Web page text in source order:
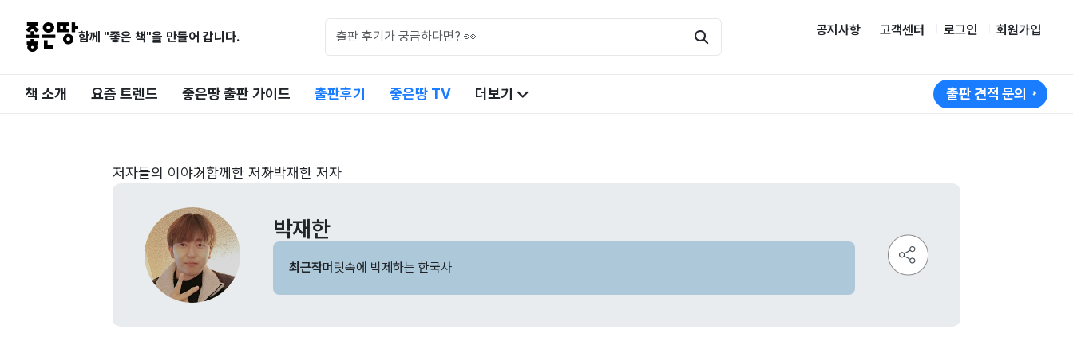
함께 "좋은 책"을 만들어 갑니다. 공지사항 고객센터 로그인 회원가입
책 소개 요즘 트렌드 좋은땅 출판 가이드 출판후기 좋은땅 TV 더보기 출판 견적 문의
저자들의 이야기 함께한 저자박재한 저자
박재한
최근작머릿속에 박제하는 한국사